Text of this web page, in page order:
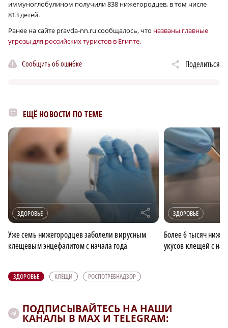
иммуноглобулином получили 838 нижегородцев, в том числе
813 детей.
Ранее на сайте pravda-nn.ru сообщалось, что названы главные
угрозы для российских туристов в Египте.
Сообщить об ошибке Поделиться
ЕЩЁ НОВОСТИ ПО ТЕМЕ
ЗДОРОВЬЕ r
Уже семь нижегородцев заболели вирусным
клещевым энцефалитом с начала года
ЗДОРОВЬЕ
Более 6 тысяч
укусов клещей с
ЗДОРОВЬЕ КЛЕЩИ РОСПОТРЕБНАДЗОР
ПОДПИСЫВАЙТЕСЬ НА НАШИ
КАНАЛЫ В MAX И TELEGRAM: